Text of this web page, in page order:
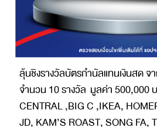
ลุ้นชิงรางวัลบัตรกำนัลแทนเงินสด จ
จำนวน 10 รางวัล มูลค่า 500,000
CENTRAL ,BIG C ,IKEA,
JD, KAM’S ROAST, SONG FA,